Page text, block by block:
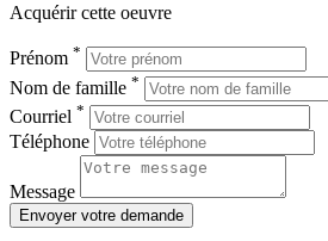
Acquérir cette oeuvre
Prénom *
Nom de famille *
Courriel *
Téléphone
Message
Envoyer votre demande